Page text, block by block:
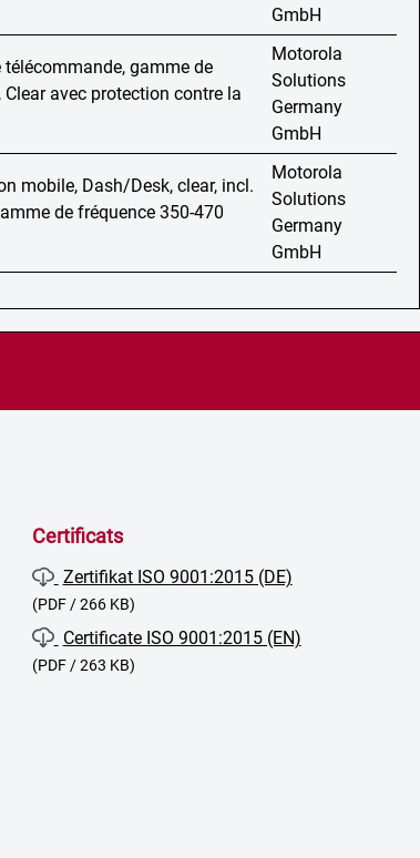
GmbH
gamme de
avec protection contre la
Motorola
Solutions
Germany
GmbH
mobile, Dash/Desk, clear, incl.
de fréquence 350-470
Motorola
Solutions
Germany
GmbH
Certificats
Zertifikat ISO 9001:2015 (DE)
(PDF / 266 KB)
Certificate ISO 9001:2015 (EN)
(PDF / 263 KB)